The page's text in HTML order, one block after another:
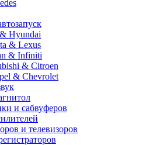
Hyundai
& Lexus
& Infiniti
& Citroen
& Chevrolet
и сабвуферов
и телевизоров